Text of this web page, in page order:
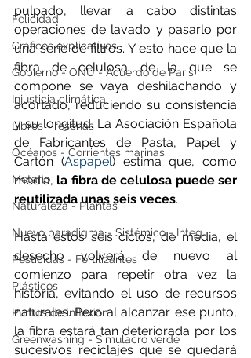
Felicidad
Gráficos explicativos
Gobierno - ONU - Acuerdo de Paris
Injusticia climática
Libros - reseñas
Océanos - Corrientes marinas
Metano
Naturaleza - Plantas
Nuevo paradigma - Sistémico - Integ
Pesticidas - Fertilizantes
Plásticos
Puntos de inflexión
Greenwashing - Simulacro verde
pulpado, llevar a cabo distintas
operaciones de lavado y pasarlo por
una serie de filtros. Y esto hace que la
fibra de celulosa de la que se
compone se vaya deshilachando y
acortado, reduciendo su consistencia
y su longitud. La Asociación Española
de Fabricantes de Pasta, Papel y
Cartón (Aspapel) estima que, como
media, la fibra de celulosa puede ser
reutilizada unas seis veces.
Hasta estos seis ciclos, de media, el
desecho volverá de nuevo al
comienzo para repetir otra vez la
historia, evitando el uso de recursos
naturales. Pero al alcanzar ese punto,
la fibra estará tan deteriorada por los
sucesivos reciclajes que se quedará